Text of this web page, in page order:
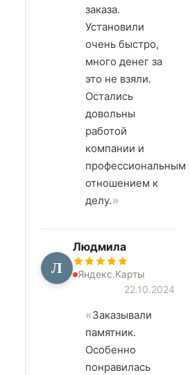
заказа.
Установили
очень быстро,
много денег за
это не взяли.
Остались
довольны
работой
компании и
профессиональным
отношением к
делу.
Л
Людмила
Яндекс.Карты
22.10.2024
Заказывали
памятник.
Особенно
понравилась